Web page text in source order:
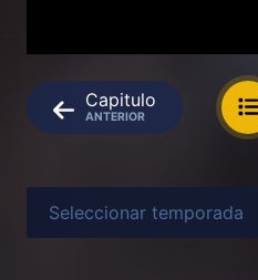
Capitulo
ANTERIOR
Seleccionar temporada